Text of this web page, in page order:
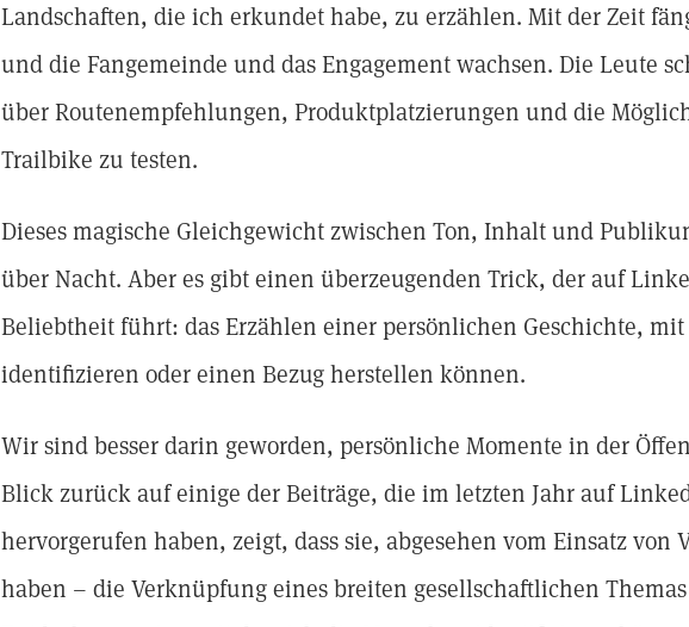
Landschaften, die ich erkundet habe, zu erzählen. Mit der Zeit
und die Fangemeinde und das Engagement wachsen. Die Leute
über Routenempfehlungen, Produktplatzierungen und die
Trailbike zu testen.
Dieses magische Gleichgewicht zwischen Ton, Inhalt und
über Nacht. Aber es gibt einen überzeugenden Trick, der auf
Beliebtheit führt: das Erzählen einer persönlichen Geschichte,
identifizieren oder einen Bezug herstellen können.
Wir sind besser darin geworden, persönliche Momente in der
Blick zurück auf einige der Beiträge, die im letzten Jahr auf
hervorgerufen haben, zeigt, dass sie, abgesehen vom Einsatz von
haben – die Verknüpfung eines breiten gesellschaftlichen